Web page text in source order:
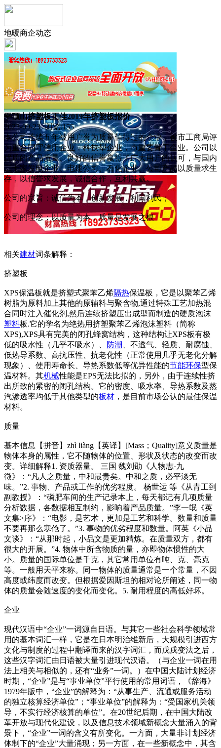
地暖商企动态
平顶山挤塑板正佳2019年挤塑板报价
2023-09-23 浏览:155
本公司连续五年被用户誉为质量信得过的企业，被市工商局评
为重合同守信用企业，科技型企业，市重要骨干企业。公司以
优质的产品质量、良好的信誉赢得了广大用户的认可，与国内
二十家发电企业、电建公司、石化企业、公司产品以质量求生
存，以信誉求发展，诚信合作，互利共赢。
公司的宗旨：诚信为本，创新发展，利国利民；
公司的理念：以质量为本，质量是发展之根
相关建材词条解释：
挤塑板
XPS保温板就是挤塑式聚苯乙烯隔热保温板，它是以聚苯乙烯
树脂为原料加上其他的原辅料与聚含物,通过特殊工艺加热混
合同时注入催化剂,然后连续挤塑压出成型而制造的硬质泡沫
塑料板.它的学名为绝热用挤塑聚苯乙烯泡沫塑料（简称
XPS),XPS具有完美的闭孔蜂窝结构，这种结构让XPS板有极
低的吸水性（几乎不吸水）、
防潮
、不透气、轻质、耐腐蚀、
低热导系数、高抗压性、抗老化性（正常使用几乎无老化分解
现象）、使用寿命长、导热系数低等优异性能的节能环保型保
温材料。其机械性能是EPS无法比拟的，另外，由于连续性挤
出所致的紧密的闭孔结构。它的密度、吸水率、导热系数及蒸
汽渗透率均低于其他类型的板材 ，是目前市场公认的最佳保温
材料。
质量
基本信息【拼音】zhì liàng【英译】[Mass；Quality]意义质量是
物体本身的属性，它不随物体的位置、形状及状态的改变而改
变。详细解释1. 资质器量。 三国 魏刘劭《人物志·九
徵》：“凡人之质量，中和最贵矣。中和之质，必平淡无
味。”2. 事物、产品或工作的优劣程度。 杨世运 等《从青工到
副教授》：“磷肥车间的生产记录本上，每天都记有几项质量
分析数据，各数据相互制约，影响着产品质量。”李一氓《英
文集>序》：“电影，是艺术，更加是工艺和科学。数量和质量
不要再那么寒伧了。”3. 事物的优劣程度和数量。阿英《小品
文谈》：“从那时起，小品文是更加精炼。在质量双方，都有
很大的开展。”4. 物体中所含物质的量，亦即物体惯性的大
小。质量的国际单位是千克，其它常用单位有吨、克、毫克
等。一般用天平来称。同一物体的质量通常是一个常量，不因
高度或纬度而改变。但根据爱因斯坦的相对论所阐述，同一物
体的质量会随速度的变化而变化。5. 耐用程度的高低好坏。
企业
现代汉语中“企业”一词源自日语。与其它一些社会科学领域常
用的基本词汇一样，它是在日本明治维新后，大规模引进西方
文化与制度的过程中翻译而来的汉字词汇，而戊戌变法之后，
这些汉字词汇由日语被大量引进现代汉语。（与企业一词在用
法上相关与相似的，还有“业务”一词。）在中国大陆计划经济
时期，“企业”是与“事业单位”平行使用的常用词语，《辞海》
1979年版中，“企业”的解释为：“从事生产、流通或服务活动
的独立核算经济单位”；“事业单位”的解释为：“受国家机关领
导，不实行经济核算的单位”。在20世纪后期，在中国大陆改
革开放与现代化建设，以及信息技术领域新概念大量涌入的背
景下，“企业”一词的含义有所变化。一方面，大量非计划经济
体制下的“企业”大量涌现；另一方面，在一些新概念中，其含